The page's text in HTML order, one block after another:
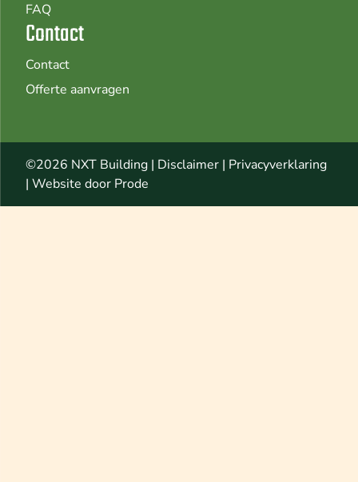
FAQ
Contact
Contact
Offerte aanvragen
©2026 NXT Building | Disclaimer | Privacyverklaring
| Website door Prode